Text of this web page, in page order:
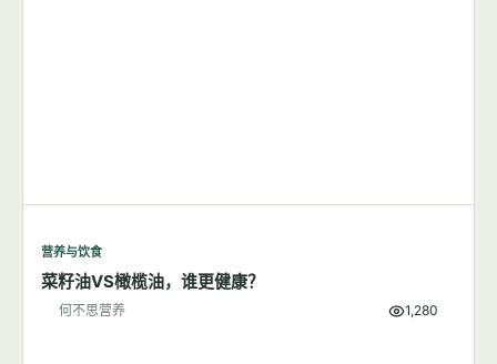
营养与饮食
菜籽油VS橄榄油，谁更健康？
何不思营养 1,280